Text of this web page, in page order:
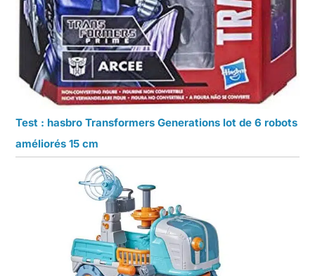
Test : hasbro Transformers Generations lot de 6 robots
améliorés 15 cm